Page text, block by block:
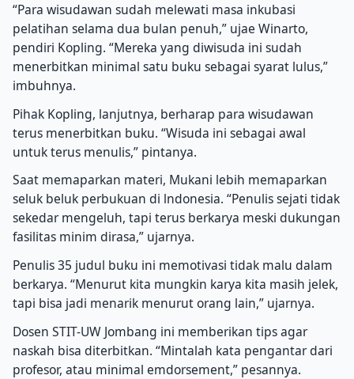
“Para wisudawan sudah melewati masa inkubasi
pelatihan selama dua bulan penuh,” ujae Winarto,
pendiri Kopling. “Mereka yang diwisuda ini sudah
menerbitkan minimal satu buku sebagai syarat lulus,”
imbuhnya.
Pihak Kopling, lanjutnya, berharap para wisudawan
terus menerbitkan buku. “Wisuda ini sebagai awal
untuk terus menulis,” pintanya.
Saat memaparkan materi, Mukani lebih memaparkan
seluk beluk perbukuan di lndonesia. “Penulis sejati tidak
sekedar mengeluh, tapi terus berkarya meski dukungan
fasilitas minim dirasa,” ujarnya.
Penulis 35 judul buku ini memotivasi tidak malu dalam
berkarya. “Menurut kita mungkin karya kita masih jelek,
tapi bisa jadi menarik menurut orang lain,” ujarnya.
Dosen STIT-UW Jombang ini memberikan tips agar
naskah bisa diterbitkan. “Mintalah kata pengantar dari
profesor, atau minimal emdorsement,” pesannya.